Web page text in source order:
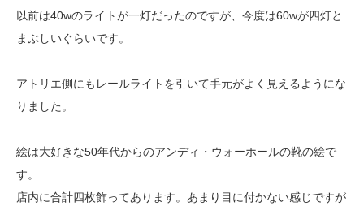
以前は40wのライトが一灯だったのですが、今度は60wが四灯と
まぶしいぐらいです。
アトリエ側にもレールライトを引いて手元がよく見えるようにな
りました。
絵は大好きな50年代からのアンディ・ウォーホールの靴の絵で
す。
店内に合計四枚飾ってあります。あまり目に付かない感じですが